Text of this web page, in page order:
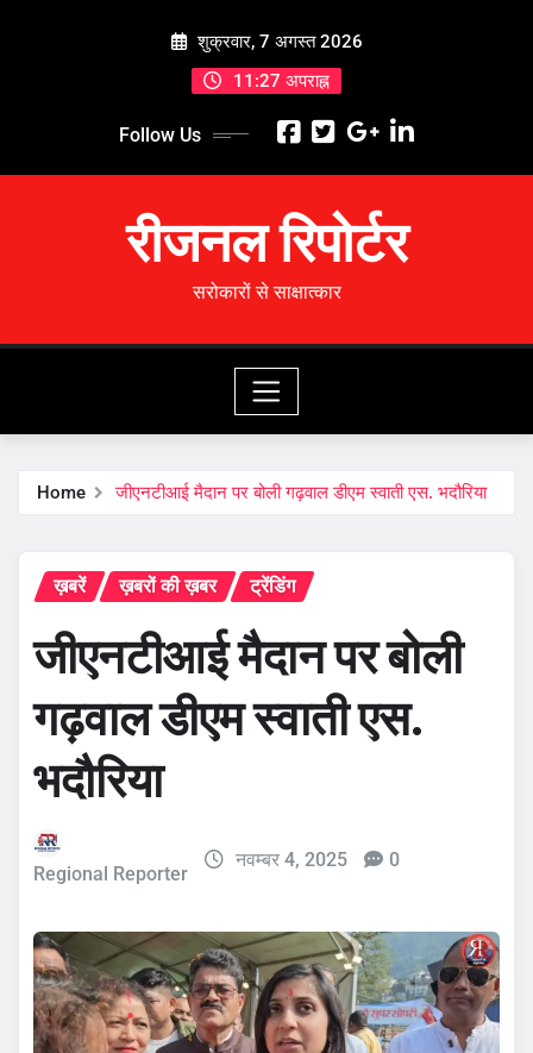
शुक्रवार, 7 अगस्त 2026
11:27 अपराह्न
Follow Us
रीजनल रिपोर्टर
सरोकारों से साक्षात्कार
Home जीएनटीआई मैदान पर बोली गढ़वाल डीएम स्वाती एस. भदौरिया
ख़बरें ख़बरों की ख़बर ट्रेंडिंग
जीएनटीआई मैदान पर बोली
गढ़वाल डीएम स्वाती एस.
भदौरिया
Regional Reporter
नवम्बर 4, 2025 0